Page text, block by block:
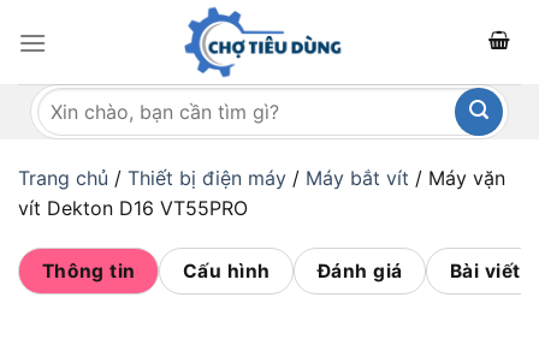
qua
dungTìm
kiếm:
Trang chủ / Thiết bị điện máy / Máy bắt vít / Máy vặn
vít Dekton D16 VT55PRO
Thông tin Cấu hình Đánh giá Bài viết